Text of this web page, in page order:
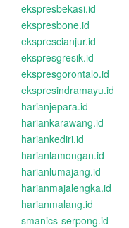
ekspresbekasi.id
ekspresbone.id
eksprescianjur.id
ekspresgresik.id
ekspresgorontalo.id
ekspresindramayu.id
harianjepara.id
hariankarawang.id
hariankediri.id
harianlamongan.id
harianlumajang.id
harianmajalengka.id
harianmalang.id
smanics-serpong.id